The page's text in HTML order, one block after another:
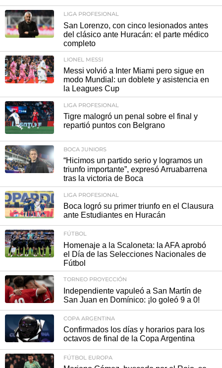
LIGA PROFESIONAL
San Lorenzo, con cinco lesionados antes
del clásico ante Huracán: el parte médico
completo
LIONEL MESSI
Messi volvió a Inter Miami pero sigue en
modo Mundial: un doblete y asistencia en
la Leagues Cup
LIGA PROFESIONAL
Tigre malogró un penal sobre el final y
repartió puntos con Belgrano
BOCA JUNIORS
“Hicimos un partido serio y logramos un
triunfo importante”, expresó Arruabarrena
tras la victoria de Boca
LIGA PROFESIONAL
Boca logró su primer triunfo en el Clausura
ante Estudiantes en Huracán
FÚTBOL
Homenaje a la Scaloneta: la AFA aprobó
el Día de las Selecciones Nacionales de
Fútbol
TORNEO PROYECCIÓN
Independiente vapuleó a San Martín de
San Juan en Domínico: ¡lo goleó 9 a 0!
COPA ARGENTINA
Confirmados los días y horarios para los
octavos de final de la Copa Argentina
FÚTBOL EUROPA